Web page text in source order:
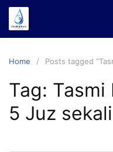
Skip
content
Home Posts tagged
Tag: Tasmi
5 Juz